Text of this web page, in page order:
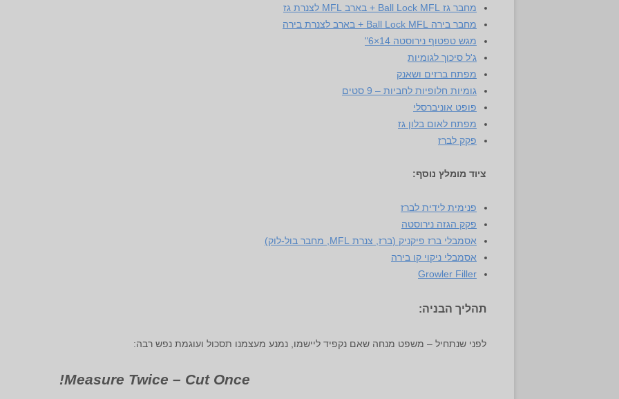
מחבר גז Ball Lock MFL + בארב MFL לצנרת גז
מחבר בירה Ball Lock MFL + בארב לצנרת בירה
מגש טפטוף נירוסטה 14×6"
ג'ל סיכוך לגומיות
מפתח ברזים ושאנק
גומיות חלופיות לחביות – 9 סטים
פופט אוניברסלי
מפתח לאום בלון גז
פקק לברז
ציוד מומלץ נוסף:
פנימית לידית לברז
פקק הגזה נירוסטה
אסמבלי ברז פיקניק (ברז, צנרת MFL, מחבר בול-לוק)
אסמבלי ניקוי קו בירה
Growler Filler
תהליך הבניה:
לפני שנתחיל – משפט מנחה שאם נקפיד ליישמו, נמנע מעצמנו תסכול ועוגמת נפש רבה:
Measure Twice – Cut Once!